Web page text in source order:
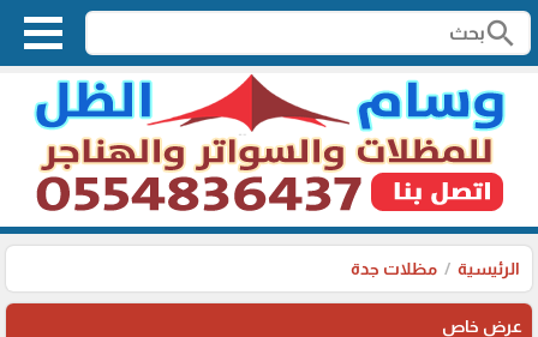
search
الرئيسية مظلات جدة
عرض خاص